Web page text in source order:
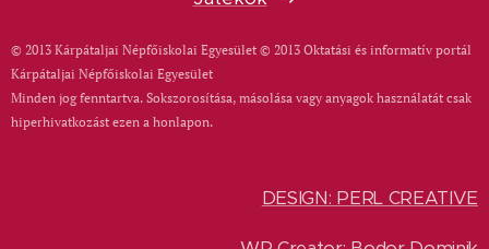
© 2013 Kárpátaljai Népfőiskolai Egyesület © 2013 Oktatási és informatív portál
Kárpátaljai Népfőiskolai Egyesület
Minden jog fenntartva. Sokszorosítása, másolása vagy anyagok használatát csak
hiperhivatkozást ezen a honlapon.
DESIGN: PERL CREATIVE